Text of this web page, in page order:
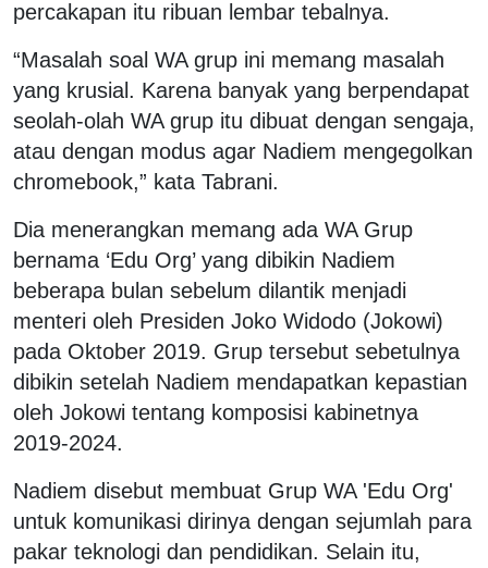
percakapan itu ribuan lembar tebalnya.
“Masalah soal WA grup ini memang masalah
yang krusial. Karena banyak yang berpendapat
seolah-olah WA grup itu dibuat dengan sengaja,
atau dengan modus agar Nadiem mengegolkan
chromebook,” kata Tabrani.
Dia menerangkan memang ada WA Grup
bernama ‘Edu Org’ yang dibikin Nadiem
beberapa bulan sebelum dilantik menjadi
menteri oleh Presiden Joko Widodo (Jokowi)
pada Oktober 2019. Grup tersebut sebetulnya
dibikin setelah Nadiem mendapatkan kepastian
oleh Jokowi tentang komposisi kabinetnya
2019-2024.
Nadiem disebut membuat Grup WA 'Edu Org'
untuk komunikasi dirinya dengan sejumlah para
pakar teknologi dan pendidikan. Selain itu,